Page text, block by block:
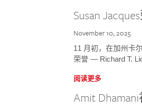
Susan
November 10, 2025
11 月初，在加州卡
荣誉 — Richard T.
阅读更多
Amit